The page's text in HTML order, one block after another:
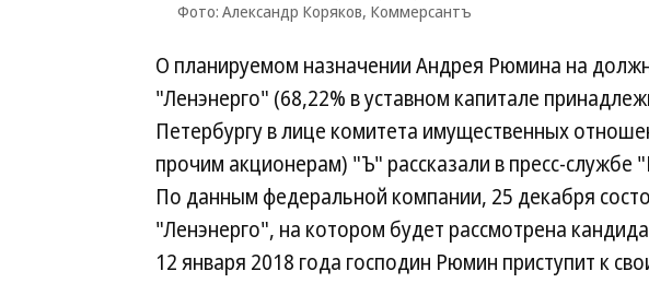
Фото: Александр Коряков, Коммерсантъ
О планируемом назначении Андрея Рюмина на
"Ленэнерго" (68,22% в уставном капитале
Петербургу в лице комитета имущественных
прочим акционерам) "Ъ" рассказали в пресс-службе
По данным федеральной компании, 25 декабря
"Ленэнерго", на котором будет рассмотрена
12 января 2018 года господин Рюмин приступит к